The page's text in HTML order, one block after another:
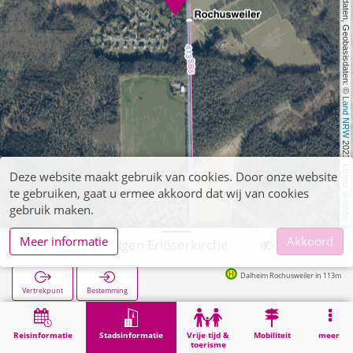
, Kartendaten, Geobasisdaten: ©
Land NRW
2021, Lizenz
dl-de/by-2-0
Reisinformatie Stadsinformatie
Vrije tijd &
toerisme
Mobiliteit meer
Wegberg, Rödgen Erlöserkirche
Vertrekpunt Bestemming
Dalheim Rochusweiler in 113m
Stadsinformatie Wegberg, Rödgen Erlöserkirche
Deze website maakt gebruik van cookies. Door onze website
te gebruiken, gaat u ermee akkoord dat wij van cookies
gebruik maken.
Meer informatie
Akkoord